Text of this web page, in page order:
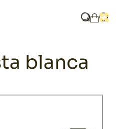
QuèLa
blanca